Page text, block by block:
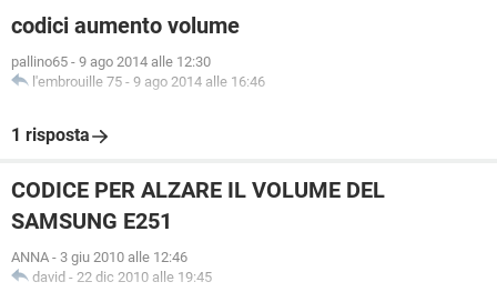
codici aumento volume
pallino65 - 9 ago 2014 alle 12:30
l'embrouille 75 - 9 ago 2014 alle 16:46
1 risposta
CODICE PER ALZARE IL VOLUME DEL
SAMSUNG E251
ANNA - 3 giu 2010 alle 12:46
david - 22 dic 2010 alle 19:45